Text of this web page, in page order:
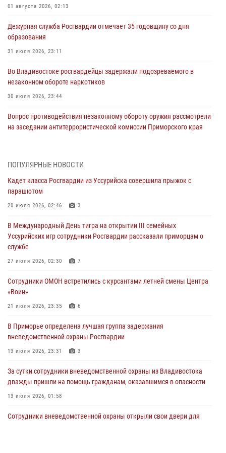
01 августа 2026, 02:13
Дежурная служба Росгвардии отмечает 35 годовщину со дня
образования
31 июля 2026, 23:11
Во Владивостоке росгвардейцы задержали подозреваемого в
незаконном обороте наркотиков
30 июля 2026, 23:44
Вопрос противодействия незаконному обороту оружия рассмотрели
на заседании антитеррористической комиссии Приморского края
Во Владивостоке во дворе жилого дома сотрудники
29 июля 2026, 01:17
В День Крещения Руси в Князь-Владимирском храме – Главном
ходом
28 июля 2026, 10:29 3
Росгвардейцы в Приморье приняли участие в молебне,
28 июля 2026, 05:39
В Международный День тигра на открытии III семейных
службе
27 июля 2026, 02:30
ПОПУЛЯРНЫЕ НОВОСТИ
Кадет класса Росгвардии из Уссурийска совершила прыжок с
парашютом
20 июля 2026, 02:46 3
В Международный День тигра на открытии III семейных
Уссурийских игр сотрудники Росгвардии рассказали приморцам о
службе
27 июля 2026, 02:30 7
Сотрудники ОМОН встретились с курсантами летней смены Центра
«Воин»
21 июля 2026, 23:35 6
В Приморье определена лучшая группа задержания
вневедомственной охраны Росгвардии
13 июля 2026, 23:31 3
За сутки сотрудники вневедомственной охраны из Владивостока
дважды пришли на помощь гражданам, оказавшимся в опасности
13 июля 2026, 01:58
Сотрудники вневедомственной охраны открыли свои двери для